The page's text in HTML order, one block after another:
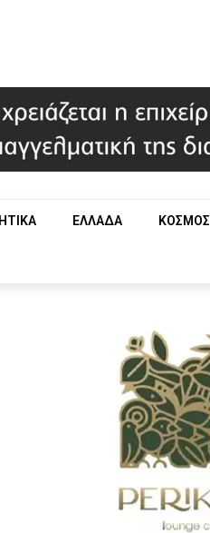
ΕΛΛΑΔΑ ΚΟΣΜΟΣ